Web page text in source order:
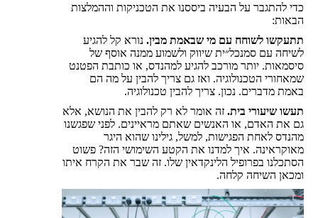
כדי להתגבר על הבעיה ביססנו את הטכניקות וההמלצות
הבאות:
תתעקשו לשוחח עם מי שבאמת מבין. נורא קל להגיע
לשיחה עם סמנכל״ית שיווק ולשמוע ממנה אוסף של
סיסמאות. יותר מורכב להגיע למהנדס, או כותבת הפטנט
שמאחורי הטכנולוגיה. ואז גם צריך להבין על מה הם
באמת מדברים. נכון. צריך להבין טכנולוגיה.
תעשו שיעורי בית. זה אומר לא רק להבין את הנושא, אלא
גם את האדם, או האנשים שאתם מראיינים. לפני שפגשנו
מהנדס לאחת הפגישות, למשל, גילינו שהוא היגר
מאוקראינה. איך למדנו את הקטע השימושי הזה? פשוט
הסתכלנו בפרופיל הלינקדאין שלו. זה שבר את הקרח איתו
ומכאן השיחה קלחה.